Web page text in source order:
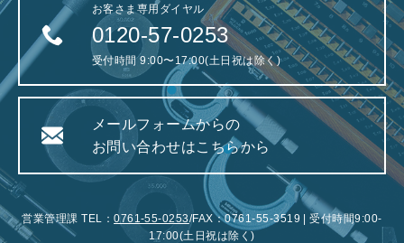
お客さま専用ダイヤル
0120-57-0253
受付時間 9:00〜17:00(土日祝は除く)
メールフォームからの
お問い合わせはこちらから
営業管理課 TEL：0761-55-0253/FAX：0761-55-3519 | 受付時間9:00-
17:00(土日祝は除く)